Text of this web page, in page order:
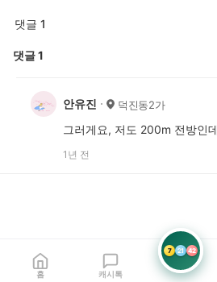
댓글 1
댓글1
안유진 덕진동2가
그러게요, 저도 200m 전방인
1년 전
홈 캐시톡
7 21 42